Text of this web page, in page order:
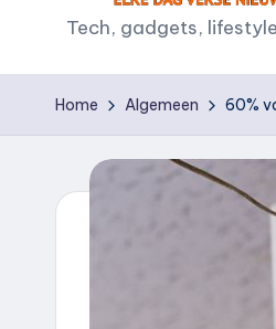
D
r
a
Tech, gadgets,
Home Algemeen 60%